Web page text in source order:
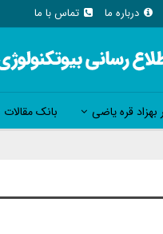
درباره ما تماس با ما
بهزاد قره یاضی بانک مقالات